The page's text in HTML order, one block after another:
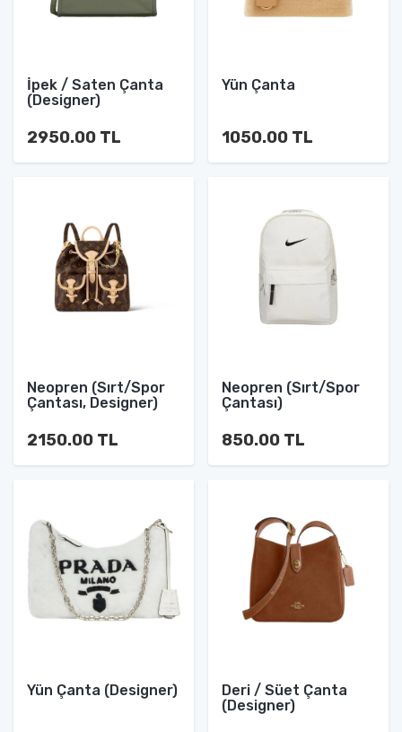
İpek / Saten Çanta
(Designer)
2950.00 TL
Yün Çanta
1050.00 TL
Neopren (Sırt/Spor
Çantası, Designer)
2150.00 TL
Neopren (Sırt/Spor
Çantası)
850.00 TL
Yün Çanta (Designer)
Deri / Süet Çanta
(Designer)